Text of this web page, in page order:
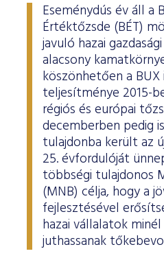
Eseménydús év áll a
Értéktőzsde (BÉT)
javuló hazai
alacsony
köszönhetően a BUX
teljesítménye 2015-
régiós és európai
decemberben pedig
tulajdonba került az
25. évfordulóját
többségi tulajdonos
(MNB) célja, hogy a
fejlesztésével
hazai vállalatok
juthassanak